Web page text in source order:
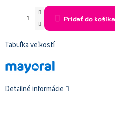
Pridať do košíka
Tabuľka veľkostí
Detailné informácie